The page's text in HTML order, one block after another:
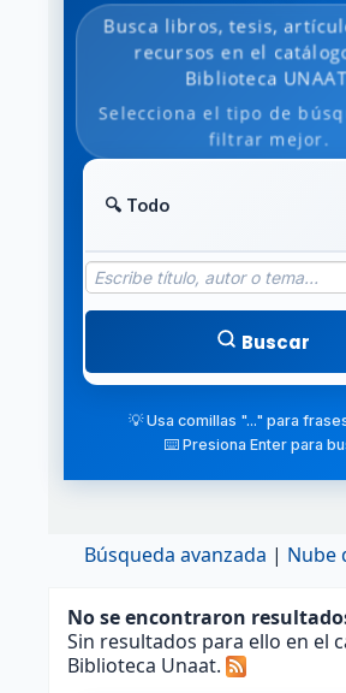
Busca libros, tesis,
recursos en el
Biblioteca
Selecciona el tipo de
filtrar mejor.
Buscar
💡 Usa comillas "..." para
⌨️ Presiona Enter para
Búsqueda avanzada Nube
No se encontraron
Sin resultados para ello en el
Biblioteca Unaat.